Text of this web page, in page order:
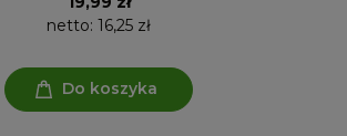
netto: 16,25 zł
Do koszyka